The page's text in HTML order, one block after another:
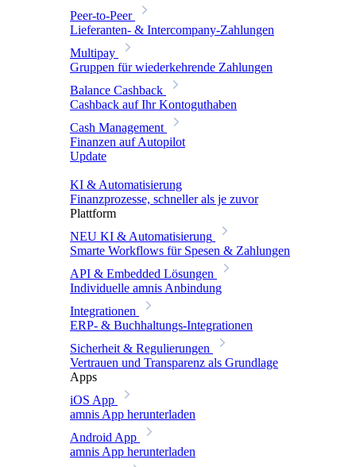
Peer-to-Peer
Lieferanten- & Intercompany-Zahlungen
Multipay
Gruppen für wiederkehrende Zahlungen
Balance Cashback
Cashback auf Ihr Kontoguthaben
Cash Management
Finanzen auf Autopilot
Update
KI & Automatisierung
Finanzprozesse, schneller als je zuvor
Plattform
NEU KI & Automatisierung
Smarte Workflows für Spesen & Zahlungen
API & Embedded Lösungen
Individuelle amnis Anbindung
Integrationen
ERP- & Buchhaltungs-Integrationen
Sicherheit & Regulierungen
Vertrauen und Transparenz als Grundlage
Apps
iOS App
amnis App herunterladen
Android App
amnis App herunterladen